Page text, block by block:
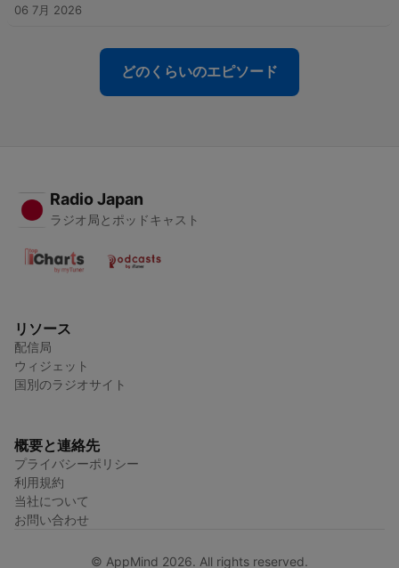
06 7月 2026
どのくらいのエピソード
Radio Japan
ラジオ局とポッドキャスト
リソース
配信局
ウィジェット
国別のラジオサイト
概要と連絡先
プライバシーポリシー
利用規約
当社について
お問い合わせ
© AppMind 2026. All rights reserved.